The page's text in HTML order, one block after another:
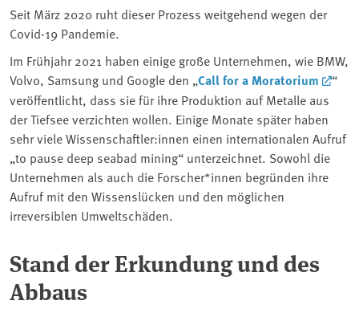
Seit März 2020 ruht dieser Prozess weitgehend wegen der
Covid-19 Pandemie.
Im Frühjahr 2021 haben einige große Unternehmen, wie BMW,
Volvo, Samsung und Google den „Call for a Moratorium
“
veröffentlicht, dass sie für ihre Produktion auf Metalle aus
der Tiefsee verzichten wollen. Einige Monate später haben
sehr viele Wissenschaftler:innen einen internationalen Aufruf
„to pause deep seabad mining“ unterzeichnet. Sowohl die
Unternehmen als auch die Forscher*innen begründen ihre
Aufruf mit den Wissenslücken und den möglichen
irreversiblen Umweltschäden.
Stand der Erkundung und des
Abbaus